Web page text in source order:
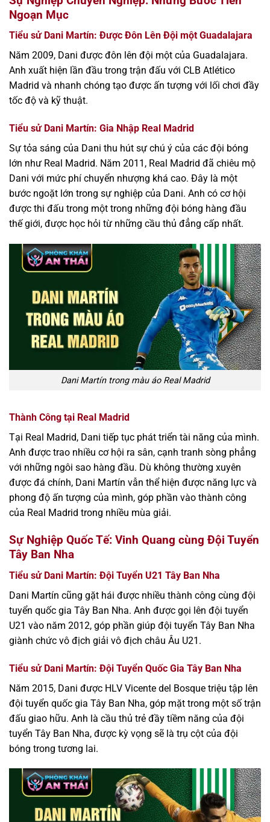
Ngoạn Mục
Tiểu sử Dani Martín: Được Đôn Lên Đội một Guadalajara
Năm 2009, Dani được đôn lên đội một của Guadalajara.
Anh xuất hiện lần đầu trong trận đấu với CLB Atlético
Madrid và nhanh chóng tạo được ấn tượng với lối chơi đầy
tốc độ và kỹ thuật.
Tiểu sử Dani Martín: Gia Nhập Real Madrid
Sự tỏa sáng của Dani thu hút sự chú ý của các đội bóng
lớn như Real Madrid. Năm 2011, Real Madrid đã chiêu mộ
Dani với mức phí chuyển nhượng khá cao. Đây là một
bước ngoặt lớn trong sự nghiệp của Dani. Anh có cơ hội
được thi đấu trong một trong những đội bóng hàng đầu
thế giới, được học hỏi từ những cầu thủ đẳng cấp nhất.
Dani Martín trong màu áo Real Madrid
Thành Công tại Real Madrid
Tại Real Madrid, Dani tiếp tục phát triển tài năng của mình.
Anh được trao nhiều cơ hội ra sân, cạnh tranh sòng phẳng
với những ngôi sao hàng đầu. Dù không thường xuyên
được đá chính, Dani Martín vẫn thể hiện được năng lực và
phong độ ấn tượng của mình, góp phần vào thành công
của Real Madrid trong nhiều mùa giải.
Sự Nghiệp Quốc Tế: Vinh Quang cùng Đội Tuyển
Tây Ban Nha
Tiểu sử Dani Martín: Đội Tuyển U21 Tây Ban Nha
Dani Martín cũng gặt hái được nhiều thành công cùng đội
tuyển quốc gia Tây Ban Nha. Anh được gọi lên đội tuyển
U21 vào năm 2012, góp phần giúp đội tuyển Tây Ban Nha
giành chức vô địch giải vô địch châu Âu U21.
Tiểu sử Dani Martín: Đội Tuyển Quốc Gia Tây Ban Nha
Năm 2015, Dani được HLV Vicente del Bosque triệu tập lên
đội tuyển quốc gia Tây Ban Nha, góp mặt trong một số trận
đấu giao hữu. Anh là cầu thủ trẻ đầy tiềm năng của đội
tuyển Tây Ban Nha, được kỳ vọng sẽ là trụ cột của đội
bóng trong tương lai.